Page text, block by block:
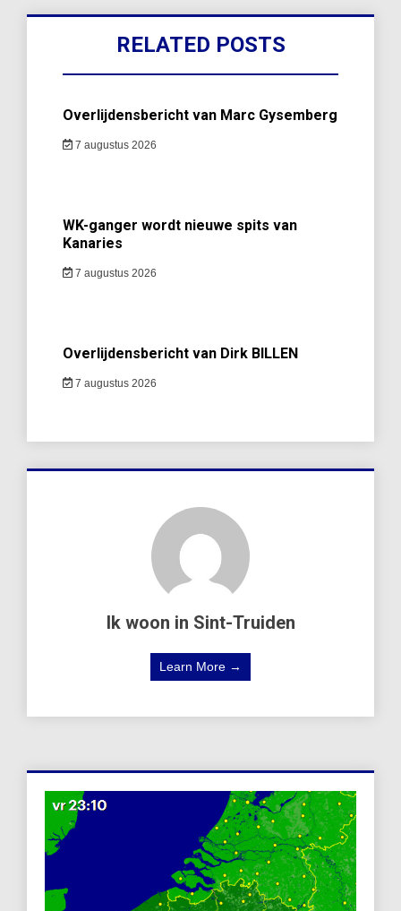
RELATED POSTS
Overlijdensbericht van Marc Gysemberg
7 augustus 2026
WK-ganger wordt nieuwe spits van
Kanaries
7 augustus 2026
Overlijdensbericht van Dirk BILLEN
7 augustus 2026
Ik woon in Sint-Truiden
Learn More →